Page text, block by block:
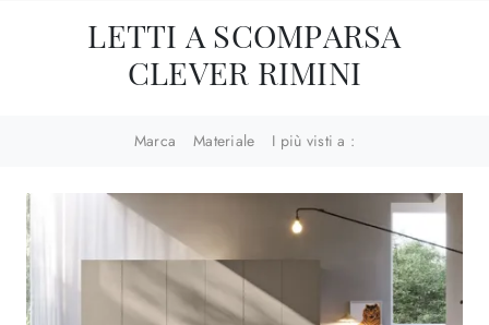
LETTI A SCOMPARSA
CLEVER RIMINI
Marca Materiale I più visti a :